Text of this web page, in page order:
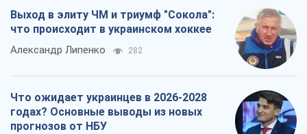
Выход в элиту ЧМ и триумф "Сокола":
что происходит в украинском хоккее
Александр Липенко 282
Что ожидает украинцев в 2026-2028
годах? Основные выводы из новых
прогнозов от НБУ